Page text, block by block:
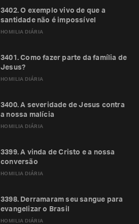
HOMILIA DIÁRIA
3402. O exemplo vivo de que a
santidade não é impossível
HOMILIA DIÁRIA
3401. Como fazer parte da família de
Jesus?
HOMILIA DIÁRIA
3400. A severidade de Jesus contra
a nossa malícia
HOMILIA DIÁRIA
3399. A vinda de Cristo e a nossa
conversão
HOMILIA DIÁRIA
3398. Derramaram seu sangue para
evangelizar o Brasil